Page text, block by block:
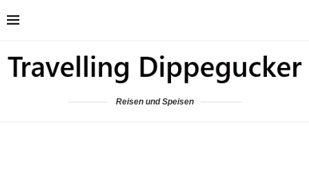
Reisen und Speisen